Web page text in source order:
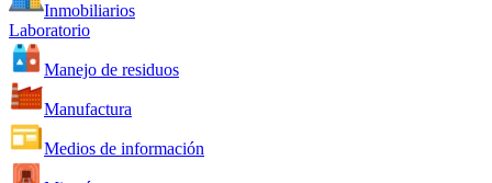
Inmobiliarios
Laboratorio
Manejo de residuos
Manufactura
Medios de información